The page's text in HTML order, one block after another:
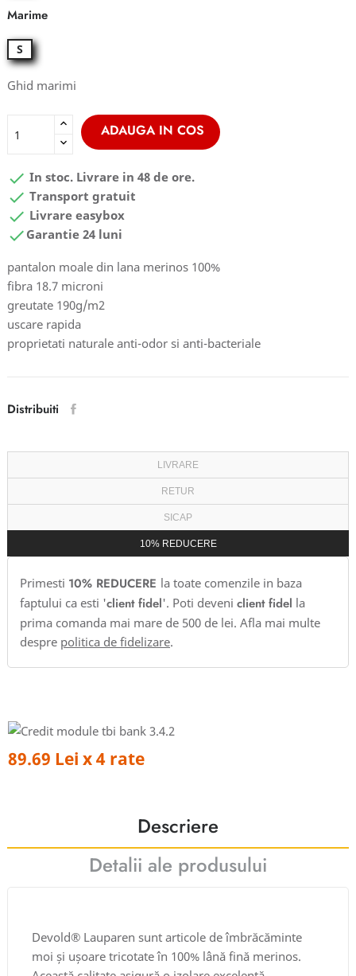
Marime
S
Ghid marimi
ADAUGA IN COS
 In stoc. Livrare in 48 de ore.
 Transport gratuit
 Livrare easybox
 Garantie 24 luni
pantalon moale din lana merinos 100%
fibra 18.7 microni
greutate 190g/m2
uscare rapida
proprietati naturale anti-odor si anti-bacteriale
Distribuiti
LIVRARE
RETUR
SICAP
10% REDUCERE
Primesti 10% REDUCERE la toate comenzile in baza
faptului ca esti 'client fidel'. Poti deveni client fidel la
prima comanda mai mare de 500 de lei. Afla mai multe
despre politica de fidelizare.
89.69 Lei x 4 rate
Descriere
Detalii ale produsului
Devold® Lauparen sunt articole de îmbrăcăminte
moi și ușoare tricotate în 100% lână fină merinos.